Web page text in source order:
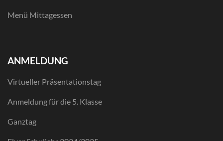
Menü Mittagessen
ANMELDUNG
Virtueller Präsentationstag
Anmeldung für die 5. Klasse
Ganztag